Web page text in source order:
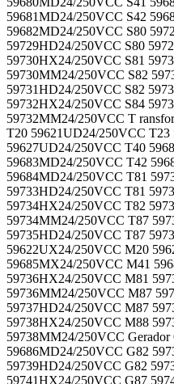
59681MD24/250VCC S42
59682MD24/250VCC S80
59729HD24/250VCC S80
59730HX24/250VCC S81
59730MM24/250VCC S82
59731HD24/250VCC S82
59732HX24/250VCC S84
59732MM24/250VCC T
T20 59621UD24/250VCC
59627UD24/250VCC T40
59683MD24/250VCC T42
59684MD24/250VCC T81
59733HD24/250VCC T81
59734HX24/250VCC T82
59734MM24/250VCC T87
59735HD24/250VCC T87
59622UX24/250VCC M20
59685MX24/250VCC M41
59736HX24/250VCC M81
59736MM24/250VCC M87
59737HD24/250VCC M87
59738HX24/250VCC M88
59738MM24/250VCC
59686MD24/250VCC G82
59739HD24/250VCC G82
59741HX24/250VCC G87